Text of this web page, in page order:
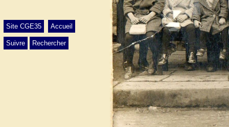
Site CGE35 Accueil
Suivre Rechercher